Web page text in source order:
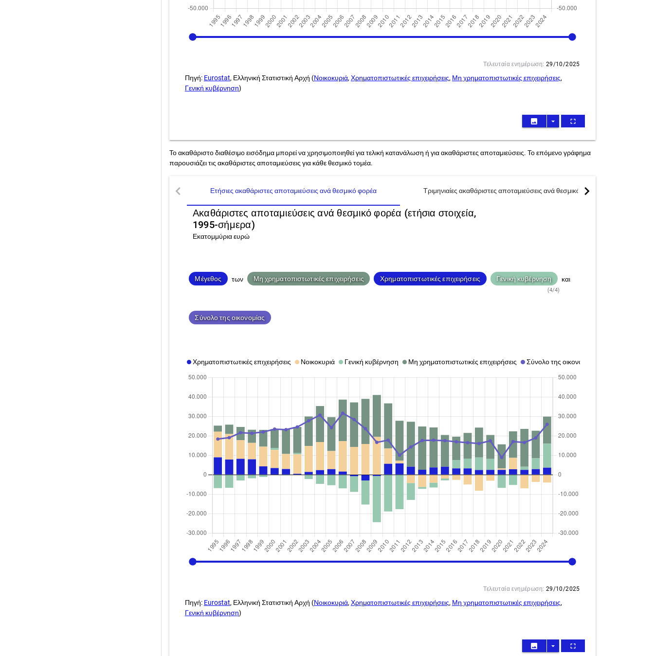
Τελευταία ενημέρωση: 29/10/2025
Πηγή: Eurostat, Ελληνική Στατιστική Αρχή (Νοικοκυριά, Χρηματοπιστωτικές επιχειρήσεις, Μη χρηματοπιστωτικές επιχειρήσεις,
Γενική κυβέρνηση)
image arrow_drop_down fullscreen
Το ακαθάριστο διαθέσιμο εισόδημα μπορεί να χρησιμοποιηθεί για τελική κατανάλωση ή για ακαθάριστες αποταμιεύσεις. Το επόμενο γράφημα
παρουσιάζει τις ακαθάριστες αποταμιεύσεις για κάθε θεσμικό τομέα.
Ακαθάριστες αποταμιεύσεις ανά θεσμικό φορέα (ετήσια στοιχεία,
1995-σήμερα)
Εκατομμύρια ευρώ
Μέγεθος των Μη χρηματοπιστωτικές επιχειρήσεις Χρηματοπιστωτικές επιχειρήσεις Γενική κυβέρνηση
(4/4)
και
Σύνολο της οικονομίας
Χρηματοπιστωτικές επιχειρήσεις Νοικοκυριά Γενική κυβέρνηση Μη χρηματοπιστωτικές επιχειρήσεις Σύνολο της οικονομίας
Τελευταία ενημέρωση: 29/10/2025
Πηγή: Eurostat, Ελληνική Στατιστική Αρχή (Νοικοκυριά, Χρηματοπιστωτικές επιχειρήσεις, Μη χρηματοπιστωτικές επιχειρήσεις,
Γενική κυβέρνηση)
Ετήσιες ακαθάριστες αποταμιεύσεις ανά θεσμικό φορέα Τριμηνιαίες ακαθάριστες αποταμιεύσεις ανά θεσμικό φορέα
chevron_left chevron_right
image arrow_drop_down fullscreen